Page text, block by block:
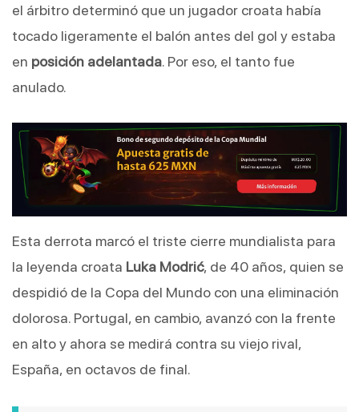
el árbitro determinó que un jugador croata había
tocado ligeramente el balón antes del gol y estaba
en posición adelantada. Por eso, el tanto fue
anulado.
Esta derrota marcó el triste cierre mundialista para
la leyenda croata Luka Modrić, de 40 años, quien se
despidió de la Copa del Mundo con una eliminación
dolorosa. Portugal, en cambio, avanzó con la frente
en alto y ahora se medirá contra su viejo rival,
España, en octavos de final.